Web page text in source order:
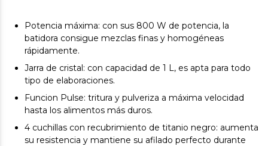
Potencia máxima: con sus 800 W de potencia, la
batidora consigue mezclas finas y homogéneas
rápidamente.
Jarra de cristal: con capacidad de 1 L, es apta para todo
tipo de elaboraciones.
Funcion Pulse: tritura y pulveriza a máxima velocidad
hasta los alimentos más duros.
4 cuchillas con recubrimiento de titanio negro: aumenta
su resistencia y mantiene su afilado perfecto durante